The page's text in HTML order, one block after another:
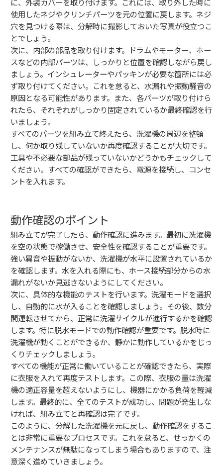
使用したネジやクリンチパーツを元の位置に戻します。ネジ
穴を見つける際は、分解時に撮影しておいた写真が役立つこ
とでしょう。
次に、内部の部品を取り付けます。ドラムやモーター、ホー
スなどの内部パーツは、しっかりと位置を確認しながら戻し
ましょう。インシュレーターやパッキンが必要な箇所には必
ず取り付けてください。これを怠ると、水漏れや振動騒音の
原因となる可能性があります。また、各パーツが取り付けら
れたら、それぞれがしっかり固定されているか最終確認を行
いましょう。
すべてのパーツを組み立て終えたら、洗濯機の周辺を整頓
し、何か取り残していないか再度確認することが大切です。
工具や不必要な部品が残っていないかどうかもチェックして
ください。すべての確認ができたら、電源を接続し、コンセ
ントを入れます。
動作確認のポイント
組み立てが完了したら、動作確認に進みます。最初に洗濯機
を空の状態で稼働させ、安全性を確認することが重要です。
強い異音や振動がないか、洗濯機が水平に設置されているか
を確認します。水を入れる際にも、ホース接続部分からの水
漏れがないか見逃さないようにしてください。
次に、具体的な機能のテストを行います。洗濯モードを選択
し、自動的に水が入ることを確認しましょう。その後、数分
間運転させてから、正常に洗濯サイクルが進行するかを確認
します。特に脱水モードでの動作確認が重要です。脱水時に
洗濯機が動くことができるか、静かに動作しているかをじっ
くりチェックしましょう。
すべての機能が正常に働いていることが確認できたら、実際
に衣服を入れて再度テストします。この際、衣服の量は洗濯
機の適正容量を超えないようにし、機器にかかる負荷を軽減
します。最終的に、全てのテストが成功し、問題が発生しな
ければ、組み立てと再確認は完了です。
このように、分解した洗濯機を元に戻し、動作確認をするこ
とは非常に重要なプロセスです。これを怠ると、せっかくの
メンテナンスが無駄になってしまう場合もありますので、注
意深く進めていきましょう。